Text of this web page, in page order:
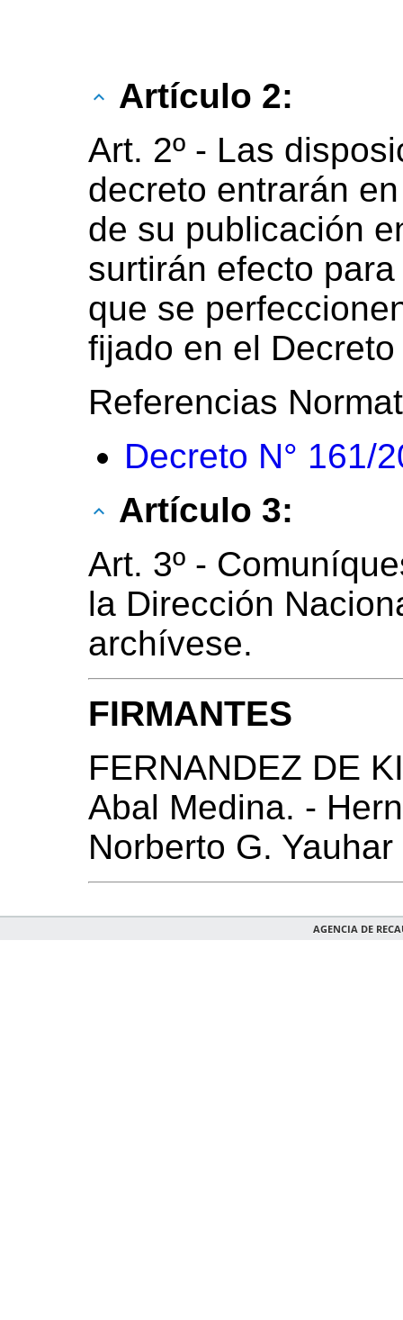
Artículo 2:
Art. 2º - Las
decreto entrarán
de su publicación
surtirán efecto
que se
fijado en el Decreto
Referencias
Decreto N° 161/
Artículo 3:
Art. 3º -
la Dirección
archívese.
FIRMANTES
FERNANDEZ DE
Abal Medina. -
Norberto G. Yauhar
AGENCIA DE